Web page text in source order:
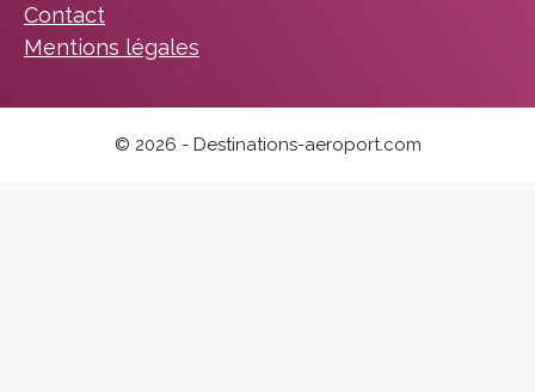
Contact
Mentions légales
© 2026 - Destinations-aeroport.com